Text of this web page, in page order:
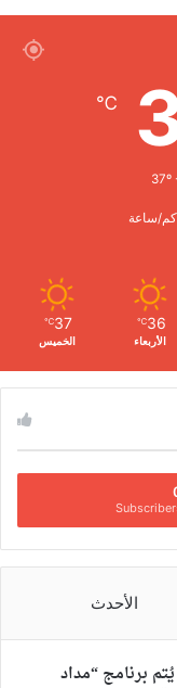
℃
36
℃
الأربعاء
37
℃
الخميس
الأحدث
برنامج “مداد